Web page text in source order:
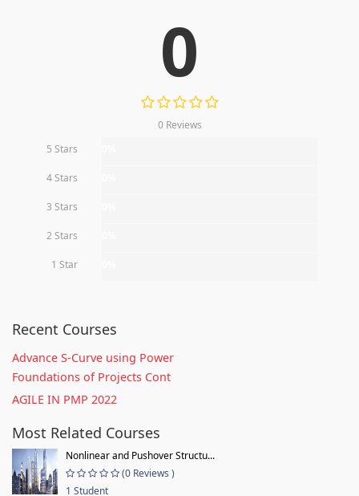
0
0 Reviews
5 Stars
4 Stars
3 Stars
2 Stars
1 Star
Recent Courses
Advance S-Curve using Power
Foundations of Projects Cont
AGILE IN PMP 2022
Most Related Courses
Nonlinear and Pushover Structu...
(0 Reviews )
1 Student